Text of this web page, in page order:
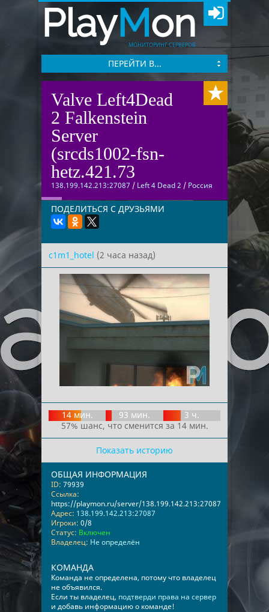
PlayMon
МОНИТОРИНГ СЕРВЕРОВ
ПЕРЕЙТИ В...
Valve Left4Dead
2 Falkenstein
Server
(srcds1002-fsn-
hetz.421.73
138.199.142.213:27087 / Left 4 Dead 2 / Россия
ПОДЕЛИТЬСЯ С ДРУЗЬЯМИ
c1m1_hotel (2 часа назад)
14 мин. 93 мин.
3 ч.
57% шанс, что сменится за 14 мин.
Показать историю
ОБЩАЯ ИНФОРМАЦИЯ
ID: 79939
Ссылка:
https://playmon.ru/server/138.199.142.213:27087
Адрес: 138.199.142.213:27087
Игроки: 0/8
Статус: Включен
Владелец: Не определён
КОМАНДА
Команда не определена, потому что владелец
не объявился.
Если ты владелец, подтверди права на сервер
и добавь информацию о команде!